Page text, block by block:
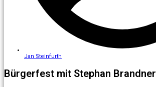
Jan Steinfurth
Bürgerfest mit Stephan Brandner